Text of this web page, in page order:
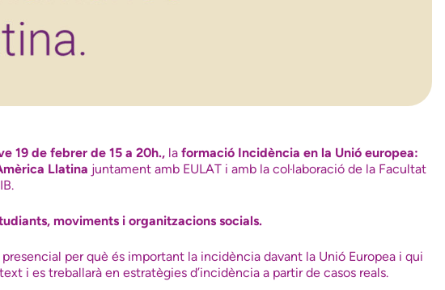
19 de febrer de 15 a 20h., la formació Incidència en la Unió europea:
Llatina juntament amb EULAT i amb la col·laboració de la Facultat
moviments i organitzacions socials.
per què és important la incidència davant la Unió Europea i qui
i es treballarà en estratègies d’incidència a partir de casos reals.